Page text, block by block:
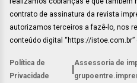
contrato de assinatura da revista
autorizamos terceiros a fazê-lo, nos
conteúdo digital “https://
Política de
Privacidade
Assessoria de